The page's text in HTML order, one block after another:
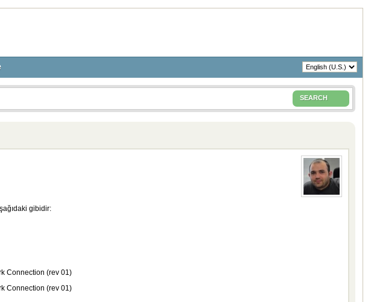
SEARCH
gibidir:
Connection (rev 01)
Connection (rev 01)